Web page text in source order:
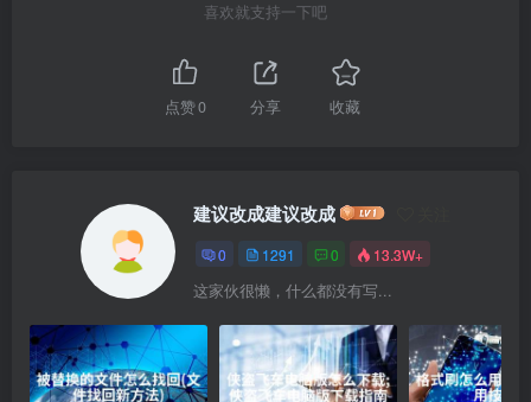
喜欢就支持一下吧
点赞0 分享 收藏
建议改成建议改成
0 1291 0 13.3W+
这家伙很懒，什么都没有写...